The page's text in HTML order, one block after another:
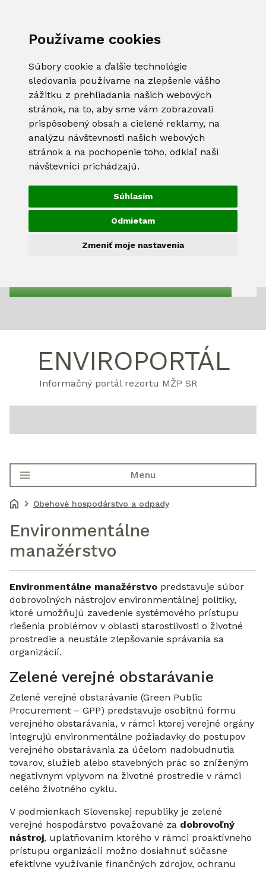
Používame cookies
Súbory cookie a ďalšie technológie
sledovania používame na zlepšenie vášho
zážitku z prehliadania našich webových
stránok, na to, aby sme vám zobrazovali
prispôsobený obsah a cielené reklamy, na
analýzu návštevnosti našich webových
stránok a na pochopenie toho, odkiaľ naši
návštevníci prichádzajú.
Súhlasím
Odmietam
Zmeniť moje nastavenia
ENVIROPORTÁL
Informačný portál rezortu MŽP SR
Menu
Obehové hospodárstvo a odpady
Environmentálne
manažérstvo
Environmentálne manažérstvo predstavuje súbor
dobrovoľných nástrojov environmentálnej politiky,
ktoré umožňujú zavedenie systémového prístupu
riešenia problémov v oblasti starostlivosti o životné
prostredie a neustále zlepšovanie správania sa
organizácií.
Zelené verejné obstarávanie
Zelené verejné obstarávanie (Green Public
Procurement – GPP) predstavuje osobitnú formu
verejného obstarávania, v rámci ktorej verejné orgány
integrujú environmentálne požiadavky do postupov
verejného obstarávania za účelom nadobudnutia
tovarov, služieb alebo stavebných prác so zníženým
negatívnym vplyvom na životné prostredie v rámci
celého životného cyklu.
V podmienkach Slovenskej republiky je zelené
verejné hospodárstvo považované za dobrovoľný
nástroj, uplatňovaním ktorého v rámci proaktívneho
prístupu organizácií možno dosiahnuť súčasne
efektívne využívanie finančných zdrojov, ochranu